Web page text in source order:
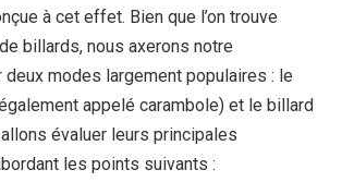
à cet effet. Bien que l’on trouve
billards, nous axerons notre
deux modes largement populaires : le
appelé carambole) et le billard
évaluer leurs principales
les points suivants :